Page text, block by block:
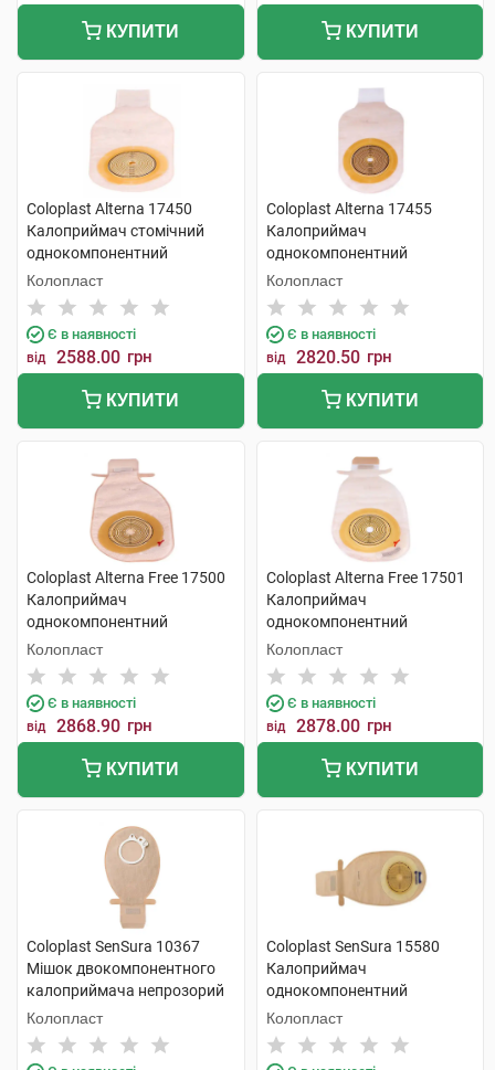
КУПИТИ КУПИТИ
Coloplast Alterna 17450
Калоприймач стомічний
однокомпонентний
непрозорий відкритий 10-70
мм 30 шт
Колопласт
Є в наявності
від 2588.00 грн
КУПИТИ
Coloplast Alterna 17455
Калоприймач
однокомпонентний
прозорий відкритий
фланець-10-70 мм 30 шт
Колопласт
Є в наявності
від 2820.50 грн
КУПИТИ
Coloplast Alterna Free 17500
Калоприймач
однокомпонентний
непрозорий відкритий 12-75
мм 30 шт
Колопласт
Є в наявності
від 2868.90 грн
КУПИТИ
Coloplast Alterna Free 17501
Калоприймач
однокомпонентний
відкритий прозорий 12-75
мм 30 шт
Колопласт
Є в наявності
від 2878.00 грн
КУПИТИ
Coloplast SenSura 10367
Мішок двокомпонентного
калоприймача непрозорий
відкритий 70 мм 30 шт
Колопласт
Coloplast SenSura 15580
Калоприймач
однокомпонентний
непрозорий відкритий 10-76
мм 30 шт
Колопласт